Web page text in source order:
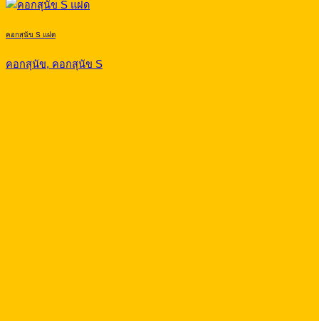
คอกสุนัข S แฝด
คอกสุนัข, คอกสุนัข S